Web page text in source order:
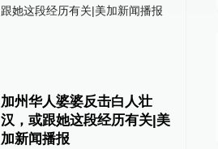
加州华人婆婆反击白人壮
汉，或跟她这段经历有关|美
加新闻播报